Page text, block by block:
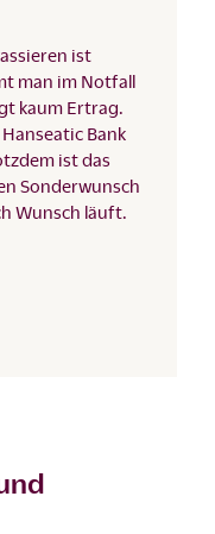
ist
man im Notfall
kaum Ertrag.
Bank
ist das
Sonderwunsch
Wunsch läuft.